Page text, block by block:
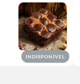
INDISPONÍVEL